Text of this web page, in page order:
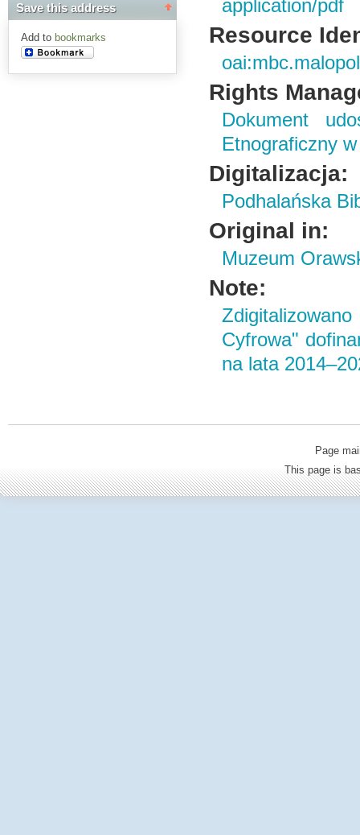
Save this address
Add to bookmarks
application/pdf
Resource
Rights
Dokument
Etnograficzny
Digitalizacja:
Podhalańska
Original in:
Muzeum
Note:
Cyfrowa"
na lata
Page
This page is